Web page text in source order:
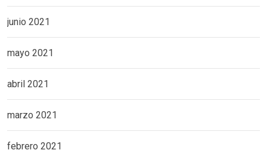
junio 2021
mayo 2021
abril 2021
marzo 2021
febrero 2021